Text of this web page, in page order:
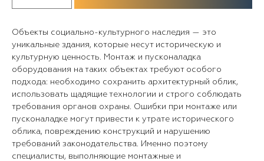
Объекты социально-культурного наследия — это
уникальные здания, которые несут историческую и
культурную ценность. Монтаж и пусконаладка
оборудования на таких объектах требуют особого
подхода: необходимо сохранить архитектурный облик,
использовать щадящие технологии и строго соблюдать
требования органов охраны. Ошибки при монтаже или
пусконаладке могут привести к утрате исторического
облика, повреждению конструкций и нарушению
требований законодательства. Именно поэтому
специалисты, выполняющие монтажные и